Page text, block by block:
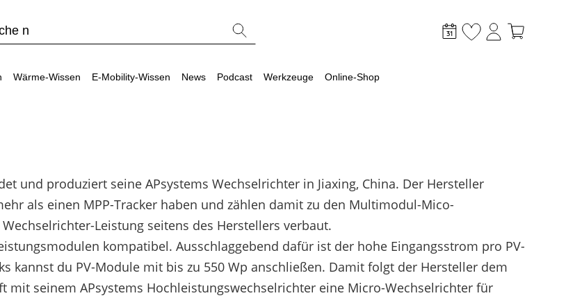
Freigabelisten
Förderung Österreich
Förderungen
entdecken
Sonstiges
Lohnt sich ein Gewerbespeicher?
Unabhängigkeitsrechner
Sektorenkopplung
Wärme-Wissen
& Freigabelisten
zu Förderungen
entdecken
Wärmepumpen Welt
Faktoren für die Wärmepumpen Wahl
Lohnt sich eine Luft-Wasser-Wärmepumpe
Wärmepumpe Voraussetzungen
Vorteile einer Wärmepumpe?
E-Mobility-Wissen
Werkzeuge
Wallbox- / Ladesäulen-Vergleich
Alle Werkzeuge entdecken
News Podcast Werkzeuge Online-Shop
und produziert seine APsystems Wechselrichter in Jiaxing, China. Der Hersteller
als einen MPP-Tracker haben und zählen damit zu den Multimodul-Mico-
Leistung seitens des Herstellers verbaut.
kompatibel. Ausschlaggebend dafür ist der hohe Eingangsstrom pro PV-
kannst du PV-Module mit bis zu 550 Wp anschließen. Damit folgt der Hersteller dem
seinem APsystems Hochleistungswechselrichter eine Micro-Wechselrichter für